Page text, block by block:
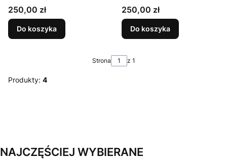
oliwnym
Cena
250,00 zł
Do koszyka
Cena
250,00 zł
Do koszyka
Strona z 1
Produkty: 4
NAJCZĘŚCIEJ WYBIERANE